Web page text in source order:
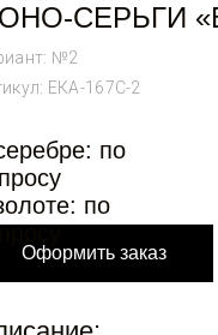
№2
ЕКА-167С-2
Оформить заказ
по
по
СЕРЬГИ